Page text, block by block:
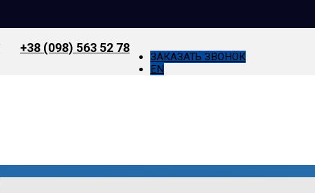
+38 (098) 563 52 78
ЗАКАЗАТЬ ЗВОНОК
EN